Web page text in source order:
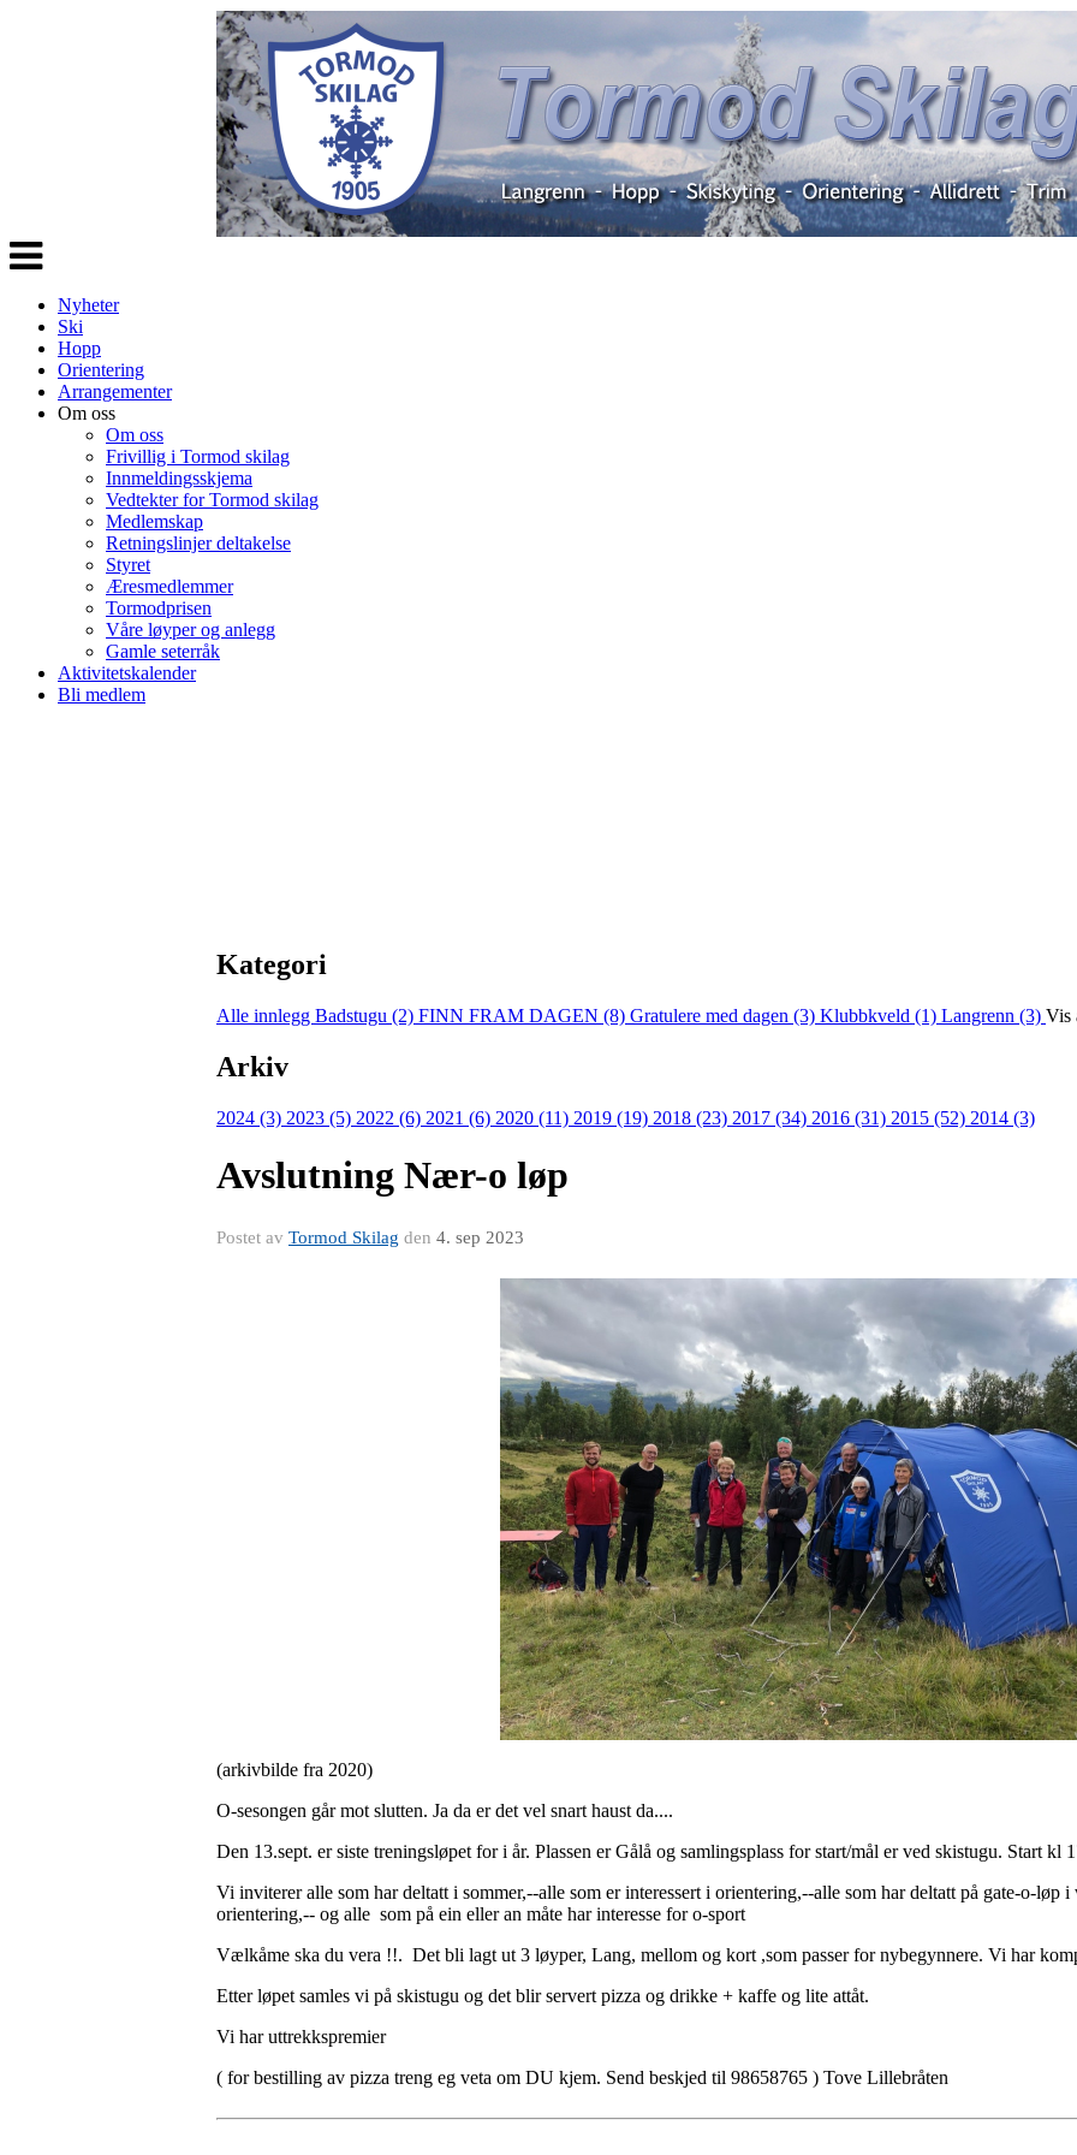
Veksle
navigasjon
Nyheter
Ski
Hopp
Orientering
Arrangementer
Om oss
Om oss
Frivillig i Tormod skilag
Innmeldingsskjema
Vedtekter for Tormod skilag
Medlemskap
Retningslinjer deltakelse
Styret
Æresmedlemmer
Tormodprisen
Våre løyper og anlegg
Gamle seterråk
Aktivitetskalender
Bli medlem
Kategori
Alle innlegg Badstugu (2) FINN FRAM DAGEN (8) Gratulere med dagen (3) Klubbkveld (1) Langrenn (3) Vis
Arkiv
2024 (3) 2023 (5) 2022 (6) 2021 (6) 2020 (11) 2019 (19) 2018 (23) 2017 (34) 2016 (31) 2015 (52) 2014 (3)
Avslutning Nær-o løp
Postet av Tormod Skilag den 4. sep 2023
(arkivbilde fra 2020)
O-sesongen går mot slutten. Ja da er det vel snart haust da....
Den 13.sept. er siste treningsløpet for i år. Plassen er Gålå og samlingsplass for start/mål er ved skistugu. Start kl
Vi inviterer alle som har deltatt i sommer,--alle som er interessert i orientering,--alle som har deltatt på gate-o-løp
orientering,-- og alle som på ein eller an måte har interesse for o-sport
Vælkåme ska du vera !!. Det bli lagt ut 3 løyper, Lang, mellom og kort ,som passer for nybegynnere. Vi har
Etter løpet samles vi på skistugu og det blir servert pizza og drikke + kaffe og lite attåt.
Vi har uttrekkspremier
( for bestilling av pizza treng eg veta om DU kjem. Send beskjed til 98658765 ) Tove Lillebråten